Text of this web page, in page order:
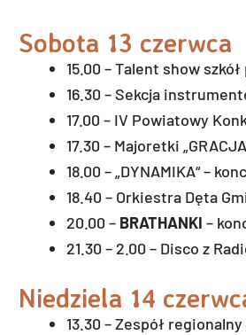
Sobota 13 czerwca
15.00 – Talent show
16.30 – Sekcja
17.00 – IV Powiatowy
17.30 – Majoretki
18.00 – „DYNAMIKA“ –
18.40 – Orkiestra Dęta
20.00 – BRATHANKI –
21.30 – 2.00 – Disco z
Niedziela 14
13.30 – Zespół